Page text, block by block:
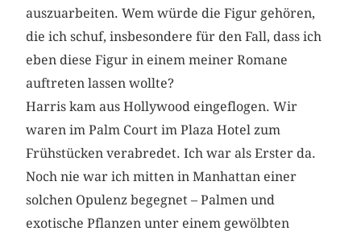
auszuarbeiten. Wem würde die Figur gehören,
die ich schuf, insbesondere für den Fall, dass ich
eben diese Figur in einem meiner Romane
auftreten lassen wollte?
Harris kam aus Hollywood eingeflogen. Wir
waren im Palm Court im Plaza Hotel zum
Frühstücken verabredet. Ich war als Erster da.
Noch nie war ich mitten in Manhattan einer
solchen Opulenz begegnet – Palmen und
exotische Pflanzen unter einem gewölbten